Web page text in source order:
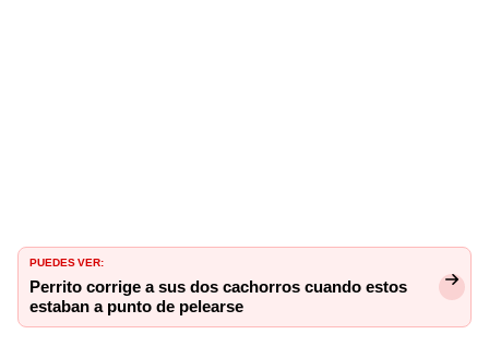
PUEDES VER:
Perrito corrige a sus dos cachorros cuando estos
estaban a punto de pelearse